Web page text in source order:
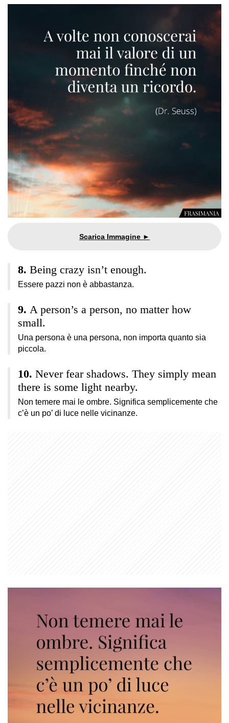
Being crazy isn’t enough.
Essere pazzi non è abbastanza.
A person’s a person, no matter how
small.
Una persona è una persona, non importa quanto sia
piccola.
Never fear shadows. They simply mean
there is some light nearby.
Non temere mai le ombre. Significa semplicemente che
c’è un po’ di luce nelle vicinanze.